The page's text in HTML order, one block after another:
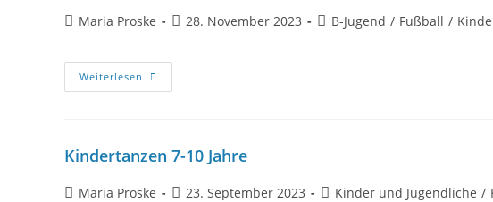
Maria Proske 28. November 2023 B-Jugend / Fußball /
Weiterlesen
Kindertanzen 7-10 Jahre
Maria Proske 23. September 2023 Kinder und Jugendliche /